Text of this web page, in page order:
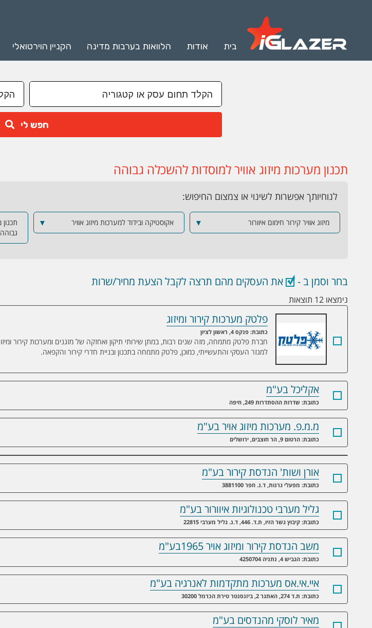
בית אודות הלוואות בערבות מדינה הקניין הוירטואלי
חפש לי
תכנון מערכות מיזוג אוויר למוסדות להשכלה גבוהה
לנוחיותך אפשרות לשינוי או צמצום החיפוש:
מיזוג אוויר קירור חימום איוורור ▼ אקוסטיקה ובידוד למערכות מיזוג אוויר ▼
גבוהה
בחר וסמן ב - את העסקים מהם תרצה לקבל הצעת מחיר/שרות
נימצאו 12 תוצאות
פלטק מערכות קירור ומיזוג
פלטק מערכות קירור ומיזוג
כתובת: פנקס 4, ראשון לציון
חברת פלטק מתמחה, מזה שנים רבות, במתן שירותי תיקון ואחזקה של מזגנים ומערכות קירור
למגזר העסקי והתעשייתי, כמוכן, פלטק מתמחה בתכנון ובניית חדרי קירור והקפאה.
אקליכל בע"מ
כתובת: שדרות ההסתדרות 249, חיפה
מ.מ.פ. מערכות מיזוג אויר בע"מ
כתובת: הרטום 9, הר חוצבים, ירושלים
אורן ושות' הנדסת קירור בע"מ
כתובת: מפעלי גרנות, ד.נ. חפר 3881100
גליל מערבי טכנולוגיות איוורור בע"מ
כתובת: קיבוץ גשר הזיו, ת.ד. 446, ד.נ. גליל מערבי 22815
משב הנדסת קירור ומיזוג אויר 1965בע"מ
כתובת: הגביש 4, נתניה 4250704
איי.אי.אס מערכות מתקדמות לאנרגיה בע"מ
כתובת: ת.ד 274, האתגר 2, ביזנסנטר טירת הכרמל 30200
מאיר לוסקי מהנדסים בע"מ